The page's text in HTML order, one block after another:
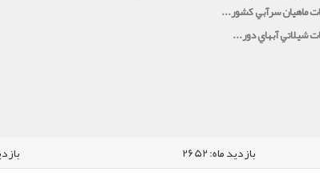
ماهيان سرآبي کشور...
شيلاتي آبهاي دور...
بازدید ماه:2652